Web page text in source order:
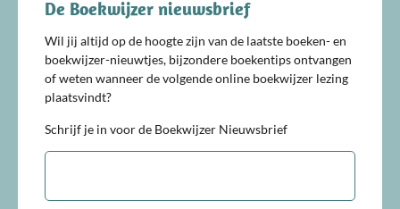
De Boekwijzer nieuwsbrief
Wil jij altijd op de hoogte zijn van de laatste boeken- en
boekwijzer-nieuwtjes, bijzondere boekentips ontvangen
of weten wanneer de volgende online boekwijzer lezing
plaatsvindt?
Schrijf je in voor de Boekwijzer Nieuwsbrief
E-